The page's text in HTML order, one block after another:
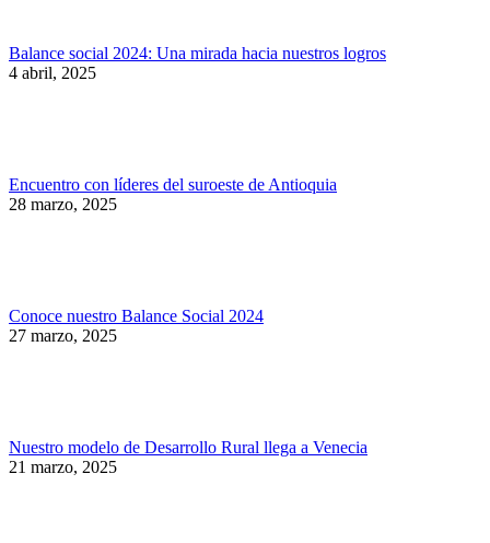
Balance social 2024: Una mirada hacia nuestros logros
4 abril, 2025
Encuentro con líderes del suroeste de Antioquia
28 marzo, 2025
Conoce nuestro Balance Social 2024
27 marzo, 2025
Nuestro modelo de Desarrollo Rural llega a Venecia
21 marzo, 2025